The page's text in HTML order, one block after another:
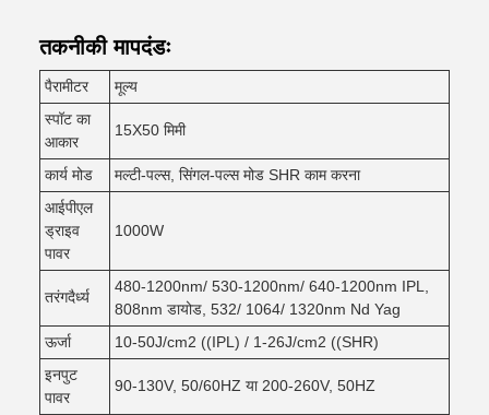
तकनीकी मापदंडः
पैरामीटर
मूल्य
स्पॉट का
आकार
15X50 मिमी
कार्य मोड
मल्टी-पल्स, सिंगल-पल्स मोड SHR काम करना
आईपीएल
ड्राइव
पावर
1000W
तरंगदैर्ध्य
480-1200nm/ 530-1200nm/ 640-1200nm IPL,
808nm डायोड, 532/ 1064/ 1320nm Nd Yag
ऊर्जा
10-50J/cm2 ((IPL) / 1-26J/cm2 ((SHR)
इनपुट
पावर
90-130V, 50/60HZ या 200-260V, 50HZ